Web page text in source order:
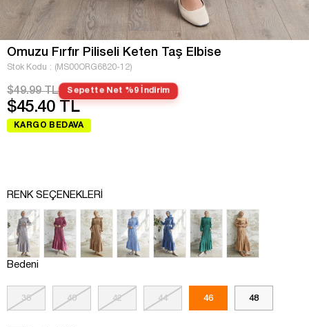
Omuzu Fırfır Piliseli Keten Taş Elbise
Stok Kodu (MS00ORG6820-12)
$49.99 TL Sepette Net %9 İndirim
$45.40 TL
KARGO BEDAVA
RENK SEÇENEKLERI
Bedeni
38 40 42 44 46 48